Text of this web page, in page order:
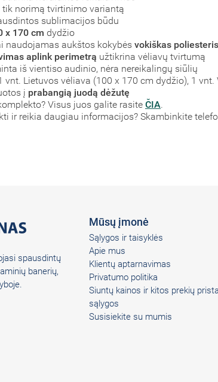
tik norimą tvirtinimo variantą
sublimacijos būdu
x 170 cm dydžio
naudojamas aukštos kokybės vokiškas poliesteris
aplink perimetrą užtikrina vėliavų tvirtumą
iš vientiso audinio, nėra nereikalingų siūlių
vnt. Lietuvos vėliava (100 x 170 cm dydžio), 1
į prabangią juodą dėžutę
Visus juos galite rasite ČIA.
ir reikia daugiau informacijos? Skambinkite
spausdintų
banerių,
Mūsų įmonė
Sąlygos ir taisyklės
Apie mus
Klientų aptarnavimas
Privatumo politika
Siuntų kainos ir kitos prekių
sąlygos
Susisiekite su mumis